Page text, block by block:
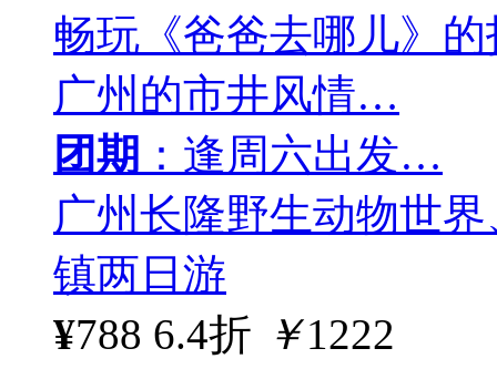
畅玩《爸爸去哪儿》
广州的市井风情…
团期 ：逢周六出发…
广州长隆野生动物世
镇两日游
¥788 6.4折 ￥1222